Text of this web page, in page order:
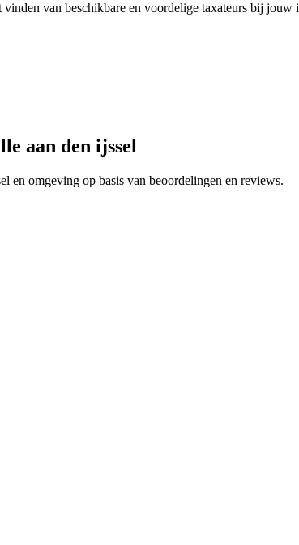
van beschikbare en voordelige taxateurs bij
aan den ijssel
en omgeving op basis van beoordelingen en reviews.